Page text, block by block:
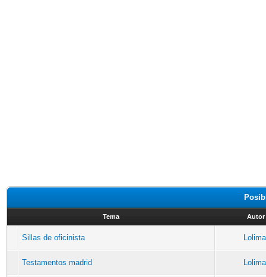
Tema Autor
Sillas de oficinista
Testamentos madrid